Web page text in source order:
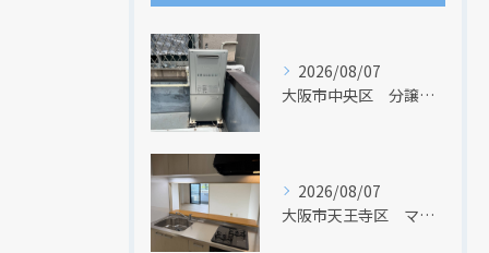
2026/08/07
大阪市中央区 分譲マンションの給湯器取替リフォーム工事 UV除菌機能搭載給湯器
2026/08/07
大阪市天王寺区 マンションのキッチン取替及び内装リフォーム工事 クリナップ
クリックでチラシのページにジャンプします
クリックでチラシのページにジャンプします